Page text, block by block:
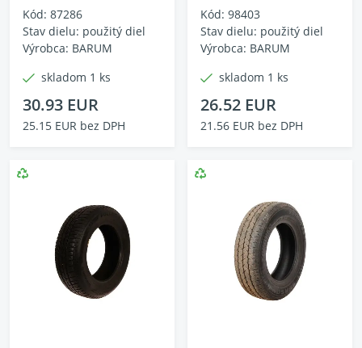
Kód: 87286
Stav dielu: použitý diel
Výrobca: BARUM
skladom 1 ks
30.93 EUR
25.15 EUR bez DPH
Kód: 98403
Stav dielu: použitý diel
Výrobca: BARUM
skladom 1 ks
26.52 EUR
21.56 EUR bez DPH